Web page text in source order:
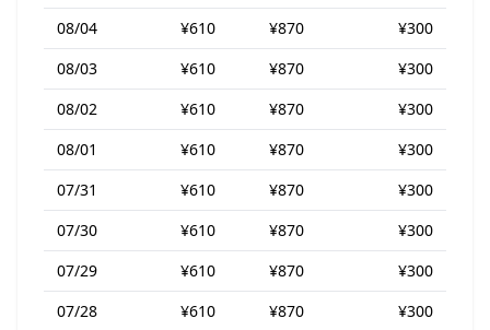
08/04 ¥610 ¥870
¥300
08/03
¥610 ¥870
¥300
08/02
¥610 ¥870
¥300
08/01
¥610 ¥870
¥300
07/31
¥610 ¥870
¥300
07/30
¥610 ¥870
¥300
07/29
¥610 ¥870
¥300
07/28
¥610 ¥870
¥300